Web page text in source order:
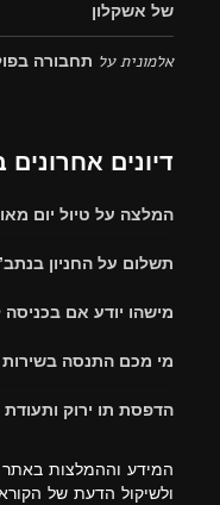
של אשקלון
אלמוניתעל תחבורה
דיונים אחרונים
המלצה על טיול יום
תשלום על החניון
מישהו יודע אם בכניסה
מי מכם התנסה בשירות vip בנתבג?
הדפסת תו ירוק
המידע וההמלצות באתר
ולשיקול הדעת של